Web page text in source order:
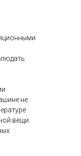
не
вещи.